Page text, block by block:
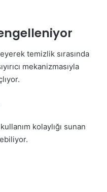
temizlik sırasında
mekanizmasıyla
kolaylığı sunan